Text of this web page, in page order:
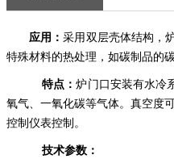
应用：采用双层壳体结构，
特殊材料的热处理，如碳制品的
特点：炉门口安装有水冷
氧气、一氧化碳等气体。真空度
控制仪表控制。
技术参数：